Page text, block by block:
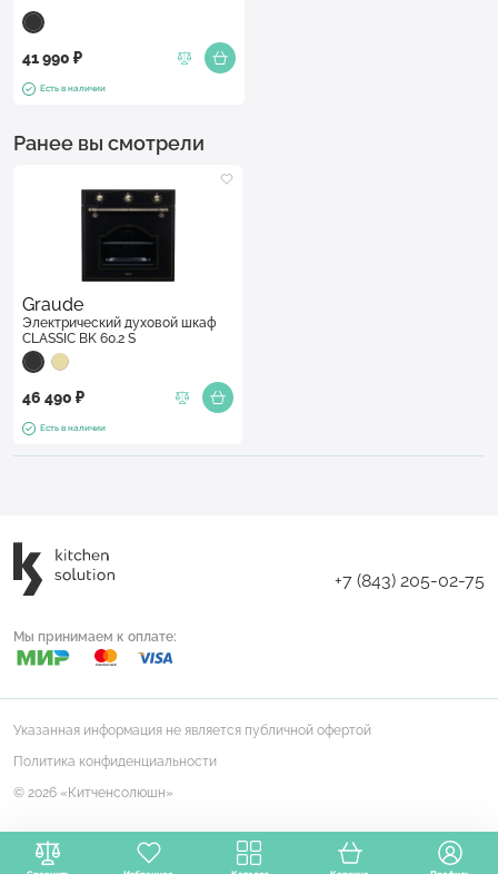
41 990 ₽
Есть в наличии
Ранее вы смотрели
Graude
Электрический духовой шкаф
CLASSIC BK 60.2 S
46 490 ₽
Есть в наличии
+7 (843) 205-02-75
Мы принимаем к оплате:
© 2026 «Китченсолюшн»
Политика конфиденциальности
Указанная информация не является публичной офертой